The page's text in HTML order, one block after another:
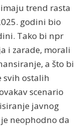
trend rasta
godini bio
Tako bi npr
i zarade, morali
a što bi
svih ostalih
scenario
javnog
neophodno da